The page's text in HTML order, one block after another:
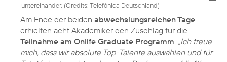
untereinander. (Credits: Telefónica Deutschland)
Am Ende der beiden abwechslungsreichen Tage
erhielten acht Akademiker den Zuschlag für die
Teilnahme am Onlife Graduate Programm. „Ich freue
mich, dass wir absolute Top-Talente auswählen und für